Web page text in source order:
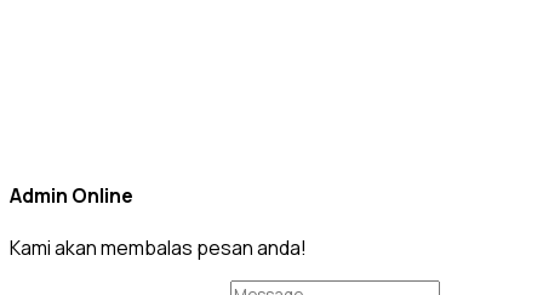
Admin Online
Kami akan membalas pesan anda!